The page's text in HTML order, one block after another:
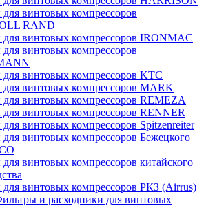
винтовых компрессоров
RAND
винтовых компрессоров IRONMAC
винтовых компрессоров
винтовых компрессоров KTC
винтовых компрессоров MARK
винтовых компрессоров REMEZA
винтовых компрессоров RENNER
винтовых компрессоров Spitzenreiter
винтовых компрессоров Бежецкого
винтовых компрессоров китайского
винтовых компрессоров РКЗ (Airrus)
и расходники для винтовых